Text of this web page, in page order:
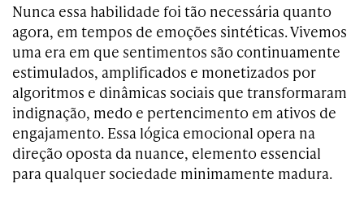
Nunca essa habilidade foi tão necessária quanto
agora, em tempos de emoções sintéticas. Vivemos
uma era em que sentimentos são continuamente
estimulados, amplificados e monetizados por
algoritmos e dinâmicas sociais que transformaram
indignação, medo e pertencimento em ativos de
engajamento. Essa lógica emocional opera na
direção oposta da nuance, elemento essencial
para qualquer sociedade minimamente madura.